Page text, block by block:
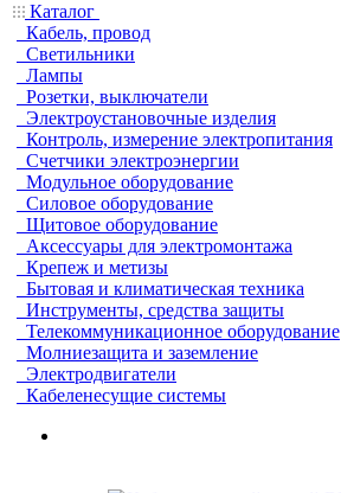
Каталог
Кабель, провод
Светильники
Лампы
Розетки, выключатели
Электроустановочные изделия
Контроль, измерение электропитания
Счетчики электроэнергии
Модульное оборудование
Силовое оборудование
Щитовое оборудование
Аксессуары для электромонтажа
Крепеж и метизы
Бытовая и климатическая техника
Инструменты, средства защиты
Телекоммуникационное оборудование
Молниезащита и заземление
Электродвигатели
Кабеленесущие системы